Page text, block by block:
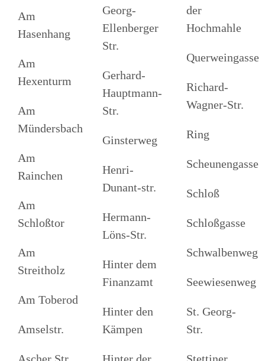
Am
Hasenhang
Am
Hexenturm
Am
Mündersbach
Am
Rainchen
Am
Schloßtor
Am
Streitholz
Am Toberod
Amselstr.
Georg-
Ellenberger
Str.
Gerhard-
Hauptmann-
Str.
Ginsterweg
Henri-
Dunant-str.
Hermann-
Löns-Str.
Hinter dem
Finanzamt
Hinter den
Kämpen
der
Hochmahle
Querweingasse
Richard-
Wagner-Str.
Ring
Scheunengasse
Schloß
Schloßgasse
Schwalbenweg
Seewiesenweg
St. Georg-
Str.